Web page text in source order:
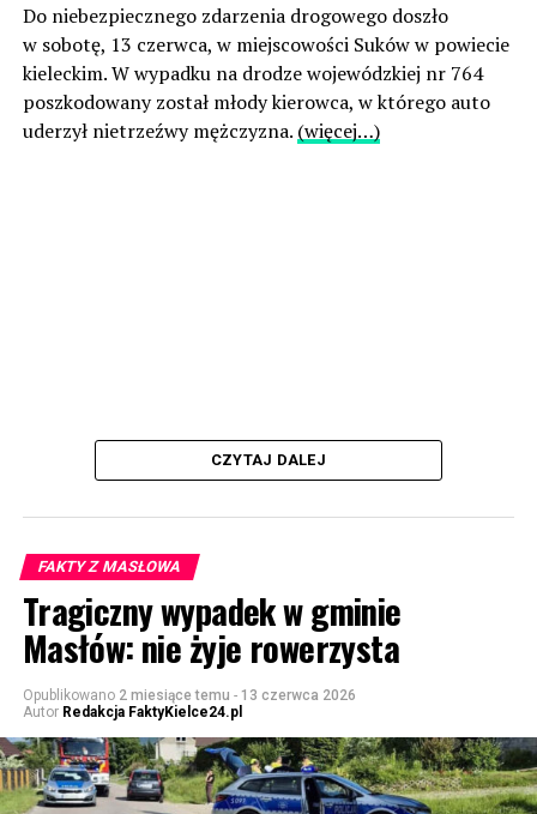
Do niebezpiecznego zdarzenia drogowego doszło
w sobotę, 13 czerwca, w miejscowości Suków w powiecie
kieleckim. W wypadku na drodze wojewódzkiej nr 764
poszkodowany został młody kierowca, w którego auto
uderzył nietrzeźwy mężczyzna. (więcej…)
CZYTAJ DALEJ
FAKTY Z MASŁOWA
Tragiczny wypadek w gminie
Masłów: nie żyje rowerzysta
Opublikowano 2 miesiące temu - 13 czerwca 2026
Autor Redakcja FaktyKielce24.pl